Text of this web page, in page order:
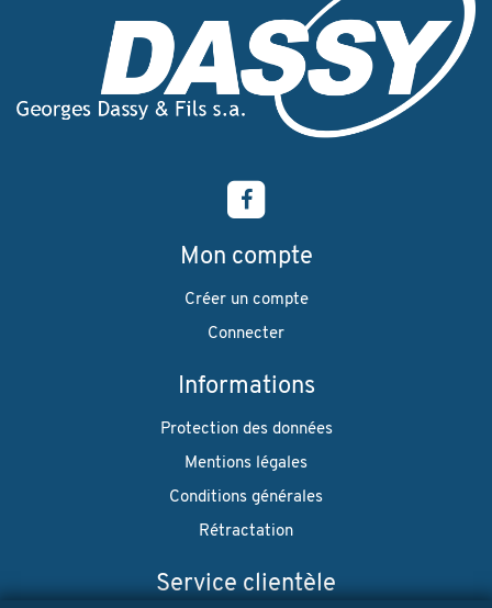
Mon compte
Créer un compte
Connecter
Informations
Protection des données
Mentions légales
Conditions générales
Rétractation
Service clientèle